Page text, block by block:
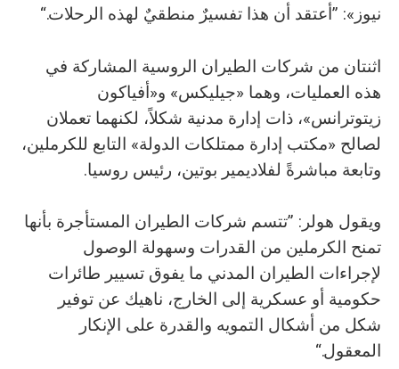
نيوز»: ”أعتقد أن هذا تفسيرٌ منطقيٌ لهذه الرحلات.“
اثنتان من شركات الطيران الروسية المشاركة في
هذه العمليات، وهما «جيليكس» و«أفياكون
زيتوترانس»، ذات إدارة مدنية شكلاً، لكنهما تعملان
لصالح «مكتب إدارة ممتلكات الدولة» التابع للكرملين،
وتابعة مباشرةً لفلاديمير بوتين، رئيس روسيا.
ويقول هولر: ”تتسم شركات الطيران المستأجرة بأنها
تمنح الكرملين من القدرات وسهولة الوصول
لإجراءات الطيران المدني ما يفوق تسيير طائرات
حكومية أو عسكرية إلى الخارج، ناهيك عن توفير
شكل من أشكال التمويه والقدرة على الإنكار
المعقول.“